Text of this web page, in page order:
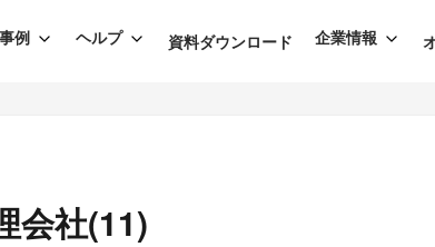
例 ヘルプ 資料ダウンロード 企業情報
会社(11)